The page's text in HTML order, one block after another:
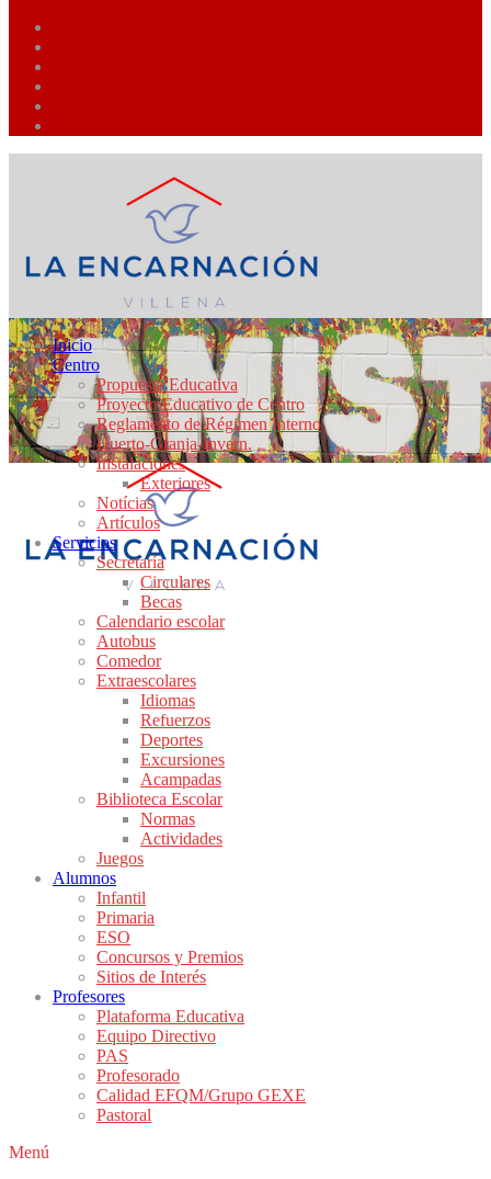
Inicio
Centro
Propuesta Educativa
Proyecto Educativo de Centro
Reglamento de Régimen Interno
Huerto-Granja-Invern.
Instalaciones
Exteriores
Notícias
Artículos
Servicios
Secretaría
Circulares
Becas
Calendario escolar
Autobus
Comedor
Extraescolares
Idiomas
Refuerzos
Deportes
Excursiones
Acampadas
Biblioteca Escolar
Normas
Actividades
Juegos
Alumnos
Infantil
Primaria
ESO
Concursos y Premios
Sitios de Interés
Profesores
Plataforma Educativa
Equipo Directivo
PAS
Profesorado
Calidad EFQM/Grupo GEXE
Pastoral
Menú